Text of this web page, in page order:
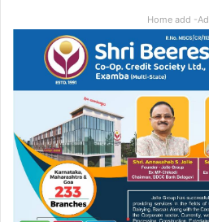
Home add -